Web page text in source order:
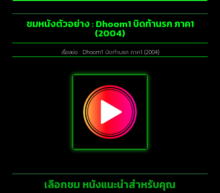
ชมหนังตัวอย่าง : Dhoom1 บิดท้านรก ภาค1
(2004)
เรื่องย่อ : Dhoom1 บิดท้านรก ภาค1 (2004)
เลือกชม หนังแนะนำสำหรับคุณ